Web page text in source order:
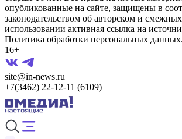
опубликованные на сайте, защищены в
законодательством об авторском и
использовании активная ссылка на
Политика обработки персональных данных.
16+
site@in-news.ru
+7(3462) 22-12-11 (6109)